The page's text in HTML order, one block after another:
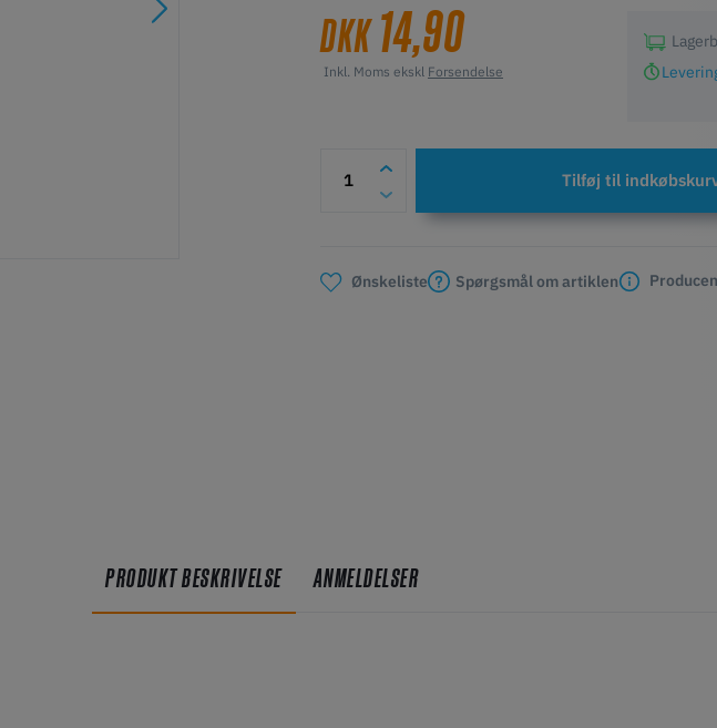
DKK14,90
Inkl. Moms ekskl Forsendelse
Tilføj til
Ønskeliste Spørgsmål om artiklen
PRODUKT BESKRIVELSE ANMELDELSER